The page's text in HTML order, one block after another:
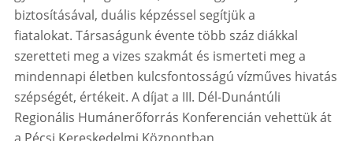
biztosításával, duális képzéssel segítjük a
fiatalokat. Társaságunk évente több száz diákkal
szeretteti meg a vizes szakmát és ismerteti meg a
mindennapi életben kulcsfontosságú vízműves hivatás
szépségét, értékeit. A díjat a III. Dél-Dunántúli
Regionális Humánerőforrás Konferencián vehettük át